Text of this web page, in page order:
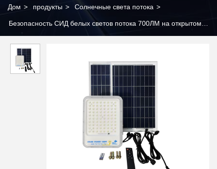
Дом > продукты > Солнечные света потока >
Безопасность СИД белых светов потока 700ЛМ на открытом